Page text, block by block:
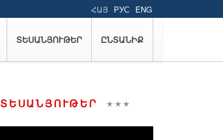
ՀԱՅ РУС ENG
ՏԵՍԱՆՅՈՒԹԵՐ ԸՆՏԱՆԻՔ
ՏԵՍԱՆՅՈՒԹԵՐ